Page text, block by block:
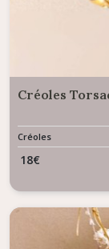
Créoles
Créoles
18€